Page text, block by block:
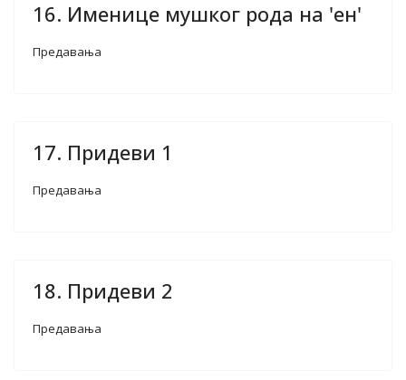
16. Именице мушког рода на 'ен'
Предавања
17. Придеви 1
Предавања
18. Придеви 2
Предавања